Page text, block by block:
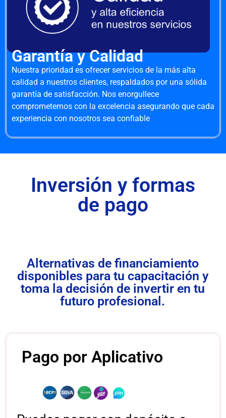
Garantía y Calidad
Nuestra prioridad es ofrecer servicios de la más alta
calidad a nuestros clientes, respaldados por una sólida
garantía de satisfacción. Nos enorgullece
comprometernos con la excelencia asegurando que cada
experiencia con nosotros sea confiable
Inversión y formas
de pago
Alternativas de financiamiento
disponibles para tu capacitación y
toma la decisión de invertir en tu
futuro profesional.
Pago por Aplicativo